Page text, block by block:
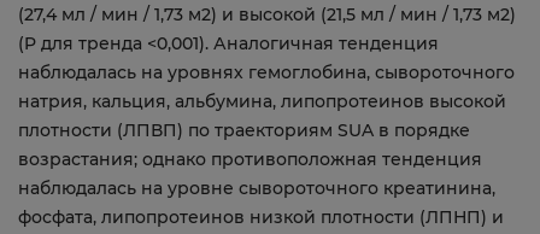
(27,4 мл / мин / 1,73 м2) и высокой (21,5 мл / мин / 1,73 м2)
(P для тренда <0,001). Аналогичная тенденция
наблюдалась на уровнях гемоглобина, сывороточного
натрия, кальция, альбумина, липопротеинов высокой
плотности (ЛПВП) по траекториям SUA в порядке
возрастания; однако противоположная тенденция
наблюдалась на уровне сывороточного креатинина,
фосфата, липопротеинов низкой плотности (ЛПНП) и